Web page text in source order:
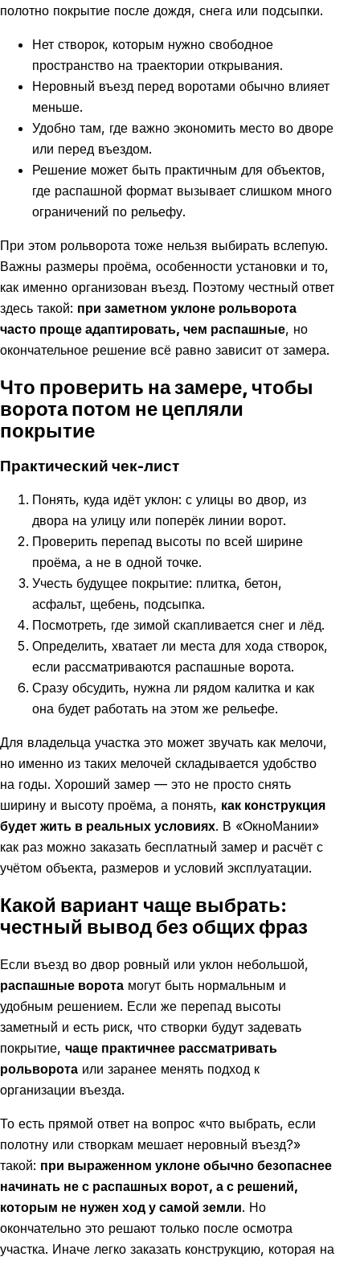
полотно покрытие после дождя, снега или подсыпки.
Нет створок, которым нужно свободное
пространство на траектории открывания.
Неровный въезд перед воротами обычно влияет
меньше.
Удобно там, где важно экономить место во дворе
или перед въездом.
Решение может быть практичным для объектов,
где распашной формат вызывает слишком много
ограничений по рельефу.
При этом рольворота тоже нельзя выбирать вслепую.
Важны размеры проёма, особенности установки и то,
как именно организован въезд. Поэтому честный ответ
здесь такой: при заметном уклоне рольворота
часто проще адаптировать, чем распашные, но
окончательное решение всё равно зависит от замера.
Что проверить на замере, чтобы
ворота потом не цепляли
покрытие
Практический чек-лист
Понять, куда идёт уклон: с улицы во двор, из
двора на улицу или поперёк линии ворот.
Проверить перепад высоты по всей ширине
проёма, а не в одной точке.
Учесть будущее покрытие: плитка, бетон,
асфальт, щебень, подсыпка.
Посмотреть, где зимой скапливается снег и лёд.
Определить, хватает ли места для хода створок,
если рассматриваются распашные ворота.
Сразу обсудить, нужна ли рядом калитка и как
она будет работать на этом же рельефе.
Для владельца участка это может звучать как мелочи,
но именно из таких мелочей складывается удобство
на годы. Хороший замер — это не просто снять
ширину и высоту проёма, а понять, как конструкция
будет жить в реальных условиях. В «ОкноМании»
как раз можно заказать бесплатный замер и расчёт с
учётом объекта, размеров и условий эксплуатации.
Какой вариант чаще выбрать:
честный вывод без общих фраз
Если въезд во двор ровный или уклон небольшой,
распашные ворота могут быть нормальным и
удобным решением. Если же перепад высоты
заметный и есть риск, что створки будут задевать
покрытие, чаще практичнее рассматривать
рольворота или заранее менять подход к
организации въезда.
То есть прямой ответ на вопрос «что выбрать, если
полотну или створкам мешает неровный въезд?»
такой: при выраженном уклоне обычно безопаснее
начинать не с распашных ворот, а с решений,
которым не нужен ход у самой земли. Но
окончательно это решают только после осмотра
участка. Иначе легко заказать конструкцию, которая на